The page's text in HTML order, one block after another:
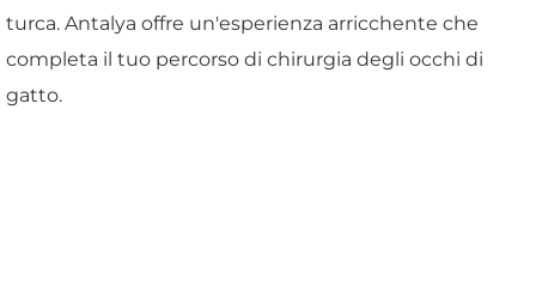
turca. Antalya offre un'esperienza arricchente che
completa il tuo percorso di chirurgia degli occhi di
gatto.